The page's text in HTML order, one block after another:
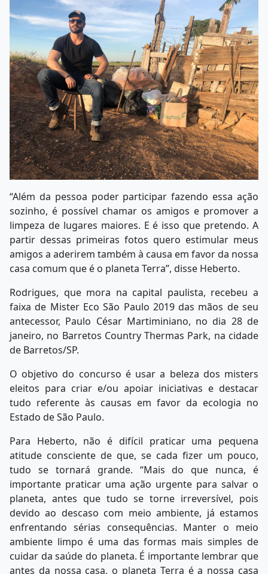
“Além da pessoa poder participar fazendo essa ação
sozinho, é possível chamar os amigos e promover a
limpeza de lugares maiores. E é isso que pretendo. A
partir dessas primeiras fotos quero estimular meus
amigos a aderirem também à causa em favor da nossa
casa comum que é o planeta Terra”, disse Heberto.
Rodrigues, que mora na capital paulista, recebeu a
faixa de Mister Eco São Paulo 2019 das mãos de seu
antecessor, Paulo César Martiminiano, no dia 28 de
janeiro, no Barretos Country Thermas Park, na cidade
de Barretos/SP.
O objetivo do concurso é usar a beleza dos misters
eleitos para criar e/ou apoiar iniciativas e destacar
tudo referente às causas em favor da ecologia no
Estado de São Paulo.
Para Heberto, não é difícil praticar uma pequena
atitude consciente de que, se cada fizer um pouco,
tudo se tornará grande. “Mais do que nunca, é
importante praticar uma ação urgente para salvar o
planeta, antes que tudo se torne irreversível, pois
devido ao descaso com meio ambiente, já estamos
enfrentando sérias consequências. Manter o meio
ambiente limpo é uma das formas mais simples de
cuidar da saúde do planeta. É importante lembrar que
antes da nossa casa, o planeta Terra é a nossa casa